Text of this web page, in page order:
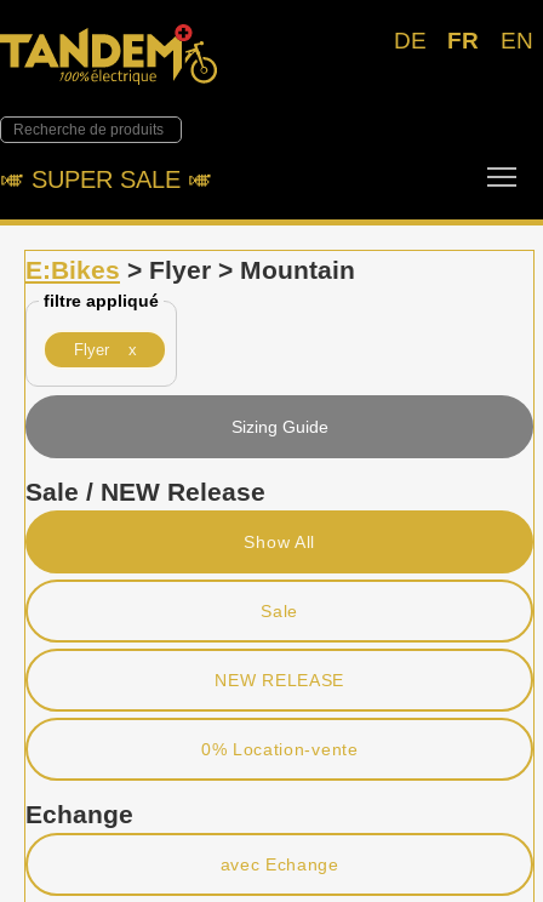
DE FR EN
🎺︎ SUPER SALE 🎺︎
E:Bikes > Flyer > Mountain
filtre appliqué
Flyer x
Sizing Guide
Sale / NEW Release
Show All
Sale
NEW RELEASE
0% Location-vente
Echange
avec Echange